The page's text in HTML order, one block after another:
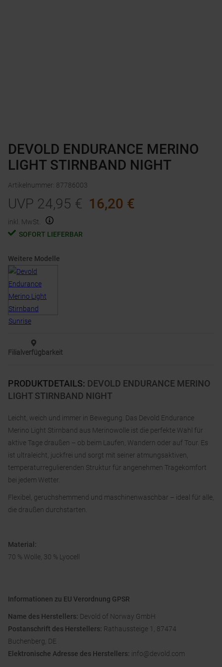
PRODUKTDETAILS: DEVOLD ENDURANCE MERINO
LIGHT STIRNBAND NIGHT
Leicht, weich und immer in Bewegung. Das Devold Endurance
Merino Light Stirnband aus Merinowolle ist die perfekte Wahl für
aktive Tage draußen – ob beim Laufen, Wandern oder auf Tour. Es
ist ultraleicht, juckfrei und sorgt mit seiner atmungsaktiven,
temperaturregulierenden Struktur für angenehmen Tragekomfort
bei jedem Wetter.
Flexibel, geruchshemmend und maschinenwaschbar – ideal für alle,
die draußen durchstarten.
Material:
70 % Wolle, 30 % Lyocell
Informationen zu EU Verordnung GPSR
Name des Herstellers: Devold of Norway GmbH
Postanschrift des Herstellers: Rathaussteige 1, 87474
Buchenberg, DE
Elektronische Adresse des Herstellers: info@devold.com
DEVOLD ENDURANCE MERINO
LIGHT STIRNBAND NIGHT
Artikelnummer: 87786003
UVP 24,95 € 16,20 €
inkl. MwSt.
SOFORT LIEFERBAR
Weitere Modelle
Filialverfügbarkeit